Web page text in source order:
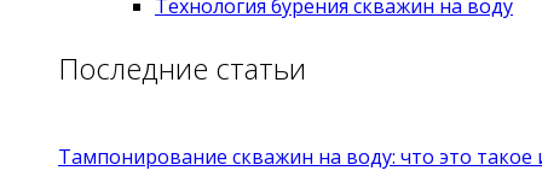
Технология бурения скважин на воду
Последние статьи
Тампонирование скважин на воду: что это такое